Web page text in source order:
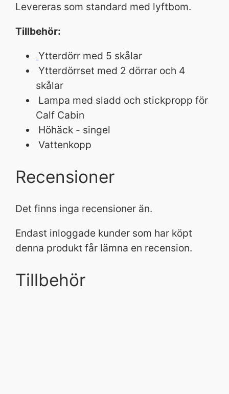
Levereras som standard med lyftbom.
Tillbehör:
Ytterdörr med 5 skålar
Ytterdörrset med 2 dörrar och 4
skålar
Lampa med sladd och stickpropp för
Calf Cabin
Höhäck - singel
Vattenkopp
Recensioner
Det finns inga recensioner än.
Endast inloggade kunder som har köpt
denna produkt får lämna en recension.
Tillbehör